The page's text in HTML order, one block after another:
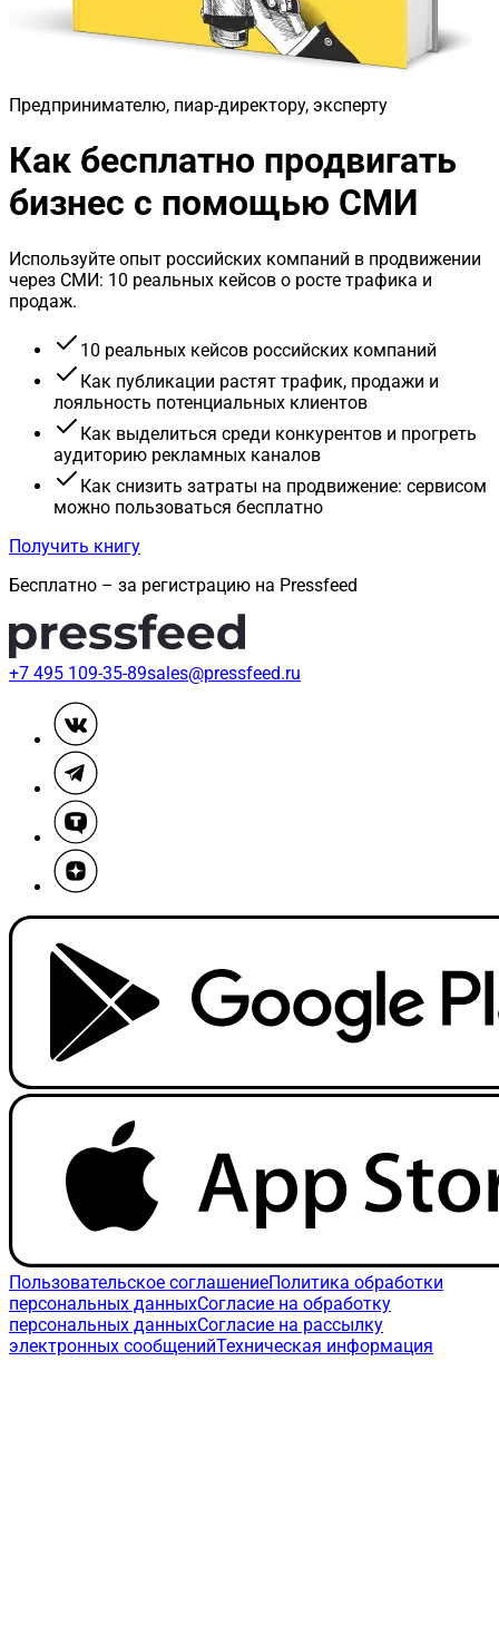
Предпринимателю, пиар-директору, эксперту
Как бесплатно продвигать
бизнес с помощью СМИ
Используйте опыт российских компаний в продвижении
через СМИ: 10 реальных кейсов о росте трафика и
продаж.
10 реальных кейсов российских компаний
Как публикации растят трафик, продажи и
лояльность потенциальных клиентов
Как выделиться среди конкурентов и прогреть
аудиторию рекламных каналов
Как снизить затраты на продвижение: сервисом
можно пользоваться бесплатно
Получить книгу
Бесплатно – за регистрацию на Pressfeed
+7 495 109-35-89sales@pressfeed.ru
Пользовательское соглашениеПолитика обработки
персональных данныхСогласие на обработку
персональных данныхСогласие на рассылку
электронных сообщенийТехническая информация